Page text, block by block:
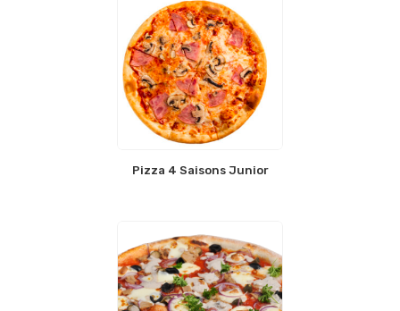
Pizza 4 Saisons Junior